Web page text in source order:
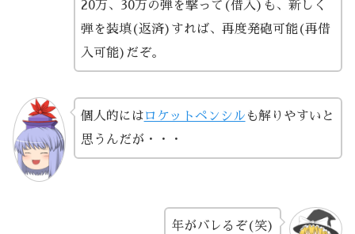
20万、30万の弾を撃って(借入)も、新しく
弾を装填(返済)すれば、再度発砲可能(再借
入可能)だぞ。
個人的にはロケットペンシル も解りやすいと
思うんだが・・・
年がバレるぞ(笑)